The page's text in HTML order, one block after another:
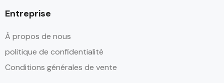
Entreprise
À propos de nous
politique de confidentialité
Conditions générales de vente